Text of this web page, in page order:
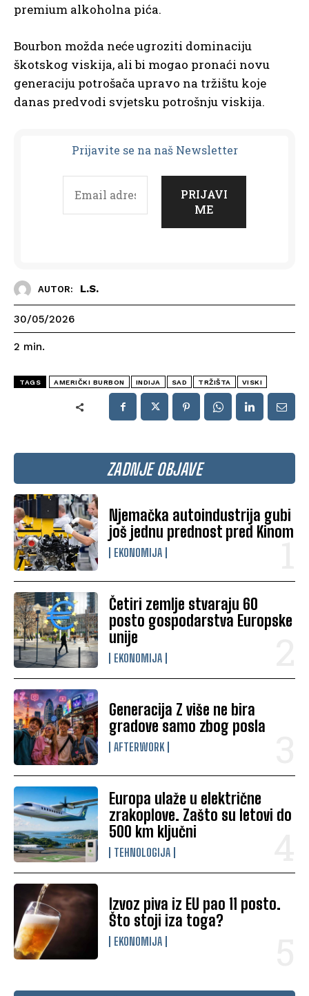
ZADNJE OBJAVE
Njemačka autoindustrija gubi
još jednu prednost pred Kinom
EKONOMIJA
Četiri zemlje stvaraju 60
posto gospodarstva Europske
unije
EKONOMIJA
Generacija Z više ne bira
gradove samo zbog posla
AFTERWORK
Europa ulaže u električne
zrakoplove. Zašto su letovi do
500 km ključni
TEHNOLOGIJA
Izvoz piva iz EU pao 11 posto.
Što stoji iza toga?
EKONOMIJA
premium alkoholna pića.
Bourbon možda neće ugroziti dominaciju
škotskog viskija, ali bi mogao pronaći novu
generaciju potrošača upravo na tržištu koje
danas predvodi svjetsku potrošnju viskija.
Prijavite se na naš Newsletter
AUTOR: L.S.
30/05/2026
2 min.
TAGS AMERIČKI BURBON INDIJA SAD TRŽIŠTA VISKI